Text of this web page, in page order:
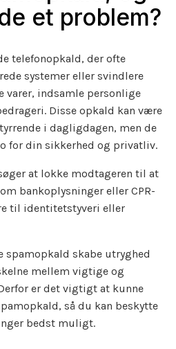
et problem?
telefonopkald, der ofte
systemer eller svindlere
varer, indsamle personlige
Disse opkald kan være
i dagligdagen, men de
for din sikkerhed og privatliv.
at lokke modtageren til at
bankoplysninger eller CPR-
til identitetstyveri eller
spamopkald skabe utryghed
mellem vigtige og
er det vigtigt at kunne
så du kan beskytte
bedst muligt.